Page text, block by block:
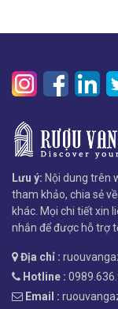
Lưu ý: Nội dung trên
tham khảo, chia sẻ
khác. Mọi chi tiết xin
nhắn để được hỗ trợ
Địa chỉ :
Hotline :
Email :